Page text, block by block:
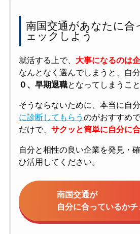
南国交通があなたに合
ェックしよう
就活する上で、 大事になるのは
なんとなく選んでしまうと、自
０、早期退職となってしまうこと
そうならないために、本当に自
に診断してもらう のがおすすめ
だけで、 サクッと簡単に自分に
自分と相性の良い企業を発見・
ひ活用してください。
南国交通が
自分に合っているかチ